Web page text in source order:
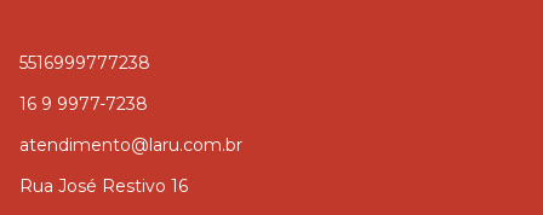
5516999777238
16 9 9977-7238
atendimento@laru.com.br
Rua José Restivo 16